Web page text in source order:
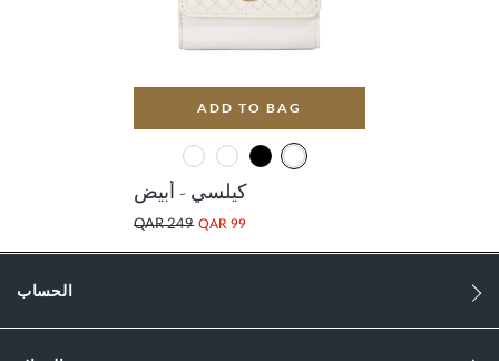
ADD TO BAG
كيلسي - أبيض
QAR 99
QAR 249
الحساب